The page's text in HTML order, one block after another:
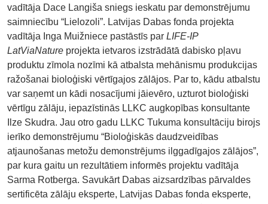
vadītāja Dace Langiša sniegs ieskatu par demonstrējumu
saimniecību “Lielozoli”. Latvijas Dabas fonda projekta
vadītāja Inga Muižniece pastāstīs par LIFE-IP
LatViaNature projekta ietvaros izstrādātā dabisko pļavu
produktu zīmola nozīmi kā atbalsta mehānismu produkcijas
ražošanai bioloģiski vērtīgajos zālājos. Par to, kādu atbalstu
var saņemt un kādi nosacījumi jāievēro, uzturot bioloģiski
vērtīgu zālāju, iepazīstinās LLKC augkopības konsultante
Ilze Skudra. Jau otro gadu LLKC Tukuma konsultāciju birojs
ierīko demonstrējumu “Bioloģiskās daudzveidības
atjaunošanas metožu demonstrējums ilggadīgajos zālājos”,
par kura gaitu un rezultātiem informēs projektu vadītāja
Sarma Rotberga. Savukārt Dabas aizsardzības pārvaldes
sertificēta zālāju eksperte, Latvijas Dabas fonda eksperte,